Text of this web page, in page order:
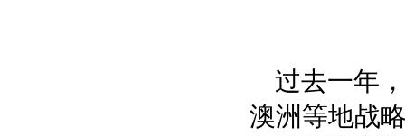
过去一年
澳洲等地战